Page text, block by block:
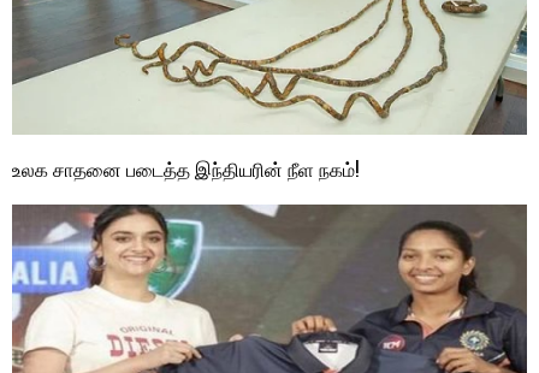
உலக சாதனை படைத்த இந்தியரின் நீள நகம்!